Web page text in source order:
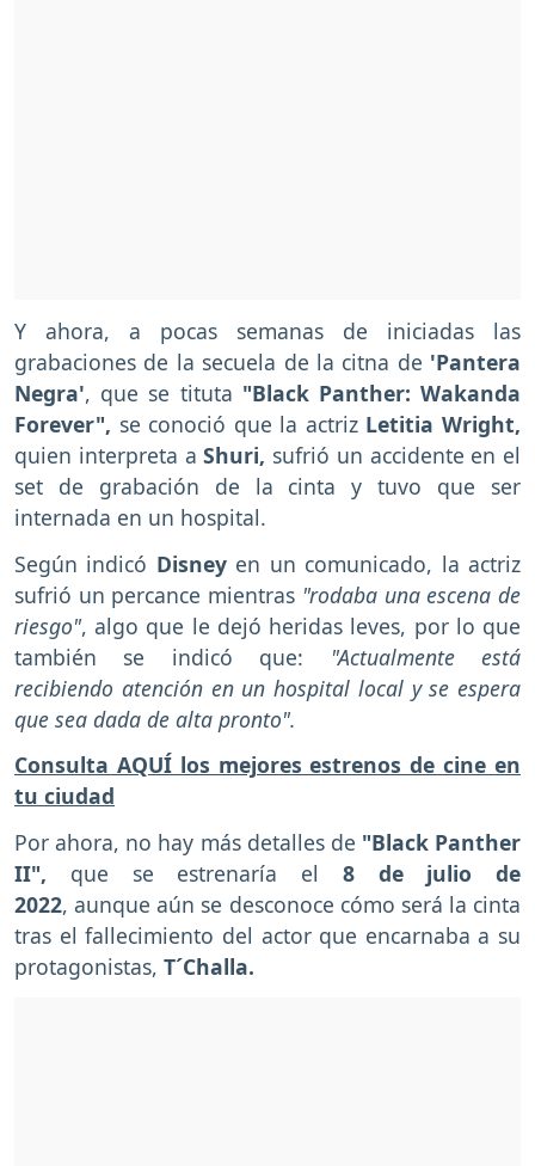
Y ahora, a pocas semanas de iniciadas las
grabaciones de la secuela de la citna de 'Pantera
Negra', que se tituta "Black Panther: Wakanda
Forever", se conoció que la actrizLetitia Wright,
quien interpreta a Shuri, sufrió un accidente en el
set de grabación de la cinta y tuvo que ser
internada en un hospital.
Según indicó Disney en un comunicado, la actriz
sufrió un percance mientras "rodaba una escena de
riesgo", algo que le dejó heridas leves, por lo que
también se indicó que: "Actualmente está
recibiendo atención en un hospital local y se espera
que sea dada de alta pronto".
Consulta AQUÍ los mejores estrenos de cine en
tu ciudad
Por ahora, no hay más detalles de "Black Panther
II", que se estrenaría el 8 de julio de
2022, aunque aún se desconoce cómo será la cinta
tras el fallecimiento del actor que encarnaba a su
protagonistas, T´Challa.